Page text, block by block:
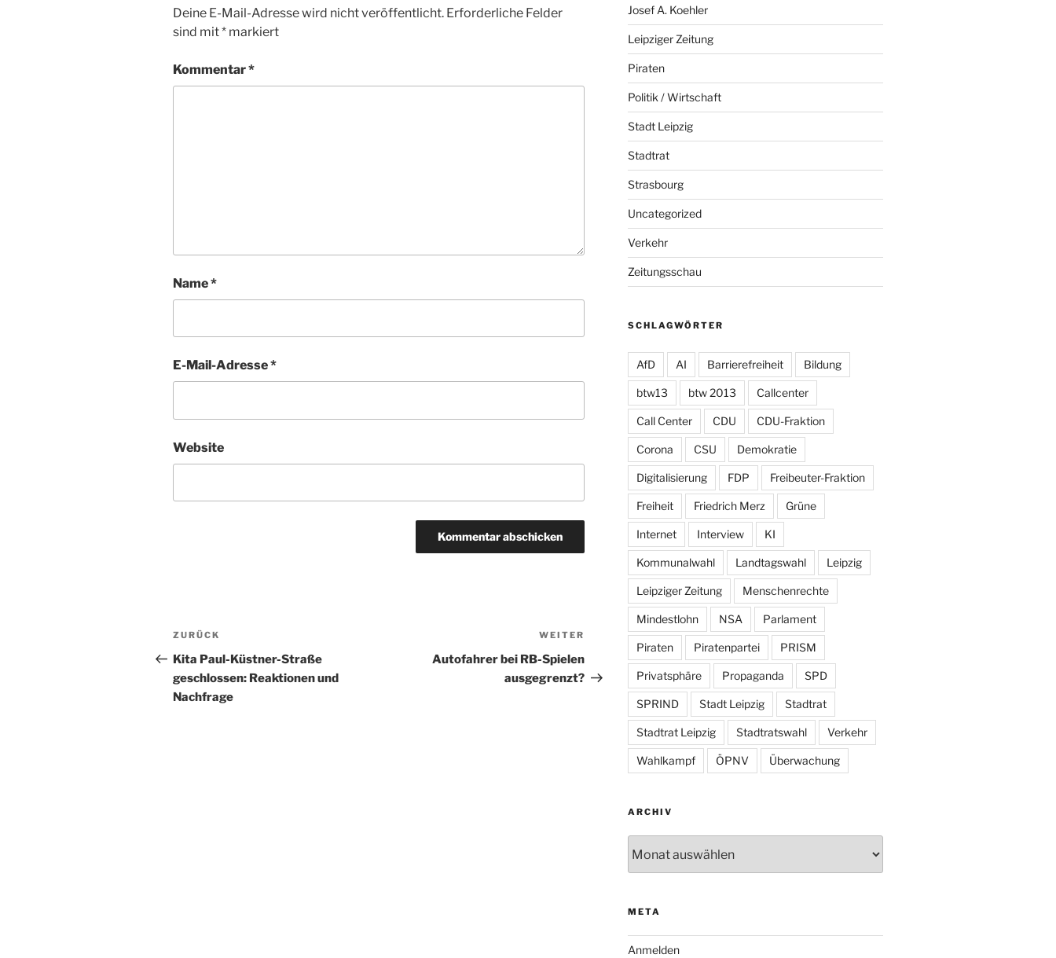
Deine E-Mail-Adresse wird nicht veröffentlicht. Erforderliche Felder
sind mit* markiert
Kommentar*
Name*
E-Mail-Adresse*
Website
Beitragsnavigation
Vorheriger
Beitrag
ZURÜCK
Kita Paul-Küstner-Straße
geschlossen: Reaktionen und
Nachfrage
Nächster
Beitrag
WEITER
Autofahrer bei RB-Spielen
ausgegrenzt?
Josef A. Koehler
Leipziger Zeitung
Piraten
Politik / Wirtschaft
Stadt Leipzig
Stadtrat
Strasbourg
Uncategorized
Verkehr
Zeitungsschau
SCHLAGWÖRTER
AfD AI Barrierefreiheit Bildung
btw13 btw 2013 Callcenter
Call Center CDU CDU-Fraktion
Corona CSU Demokratie
Digitalisierung FDP Freibeuter-Fraktion
Freiheit Friedrich Merz Grüne
Internet Interview KI
Kommunalwahl Landtagswahl Leipzig
Leipziger Zeitung Menschenrechte
Mindestlohn NSA Parlament
Piraten Piratenpartei PRISM
Privatsphäre Propaganda SPD
SPRIND Stadt Leipzig Stadtrat
Stadtrat Leipzig Stadtratswahl Verkehr
Wahlkampf ÖPNV Überwachung
ARCHIV
META
Anmelden